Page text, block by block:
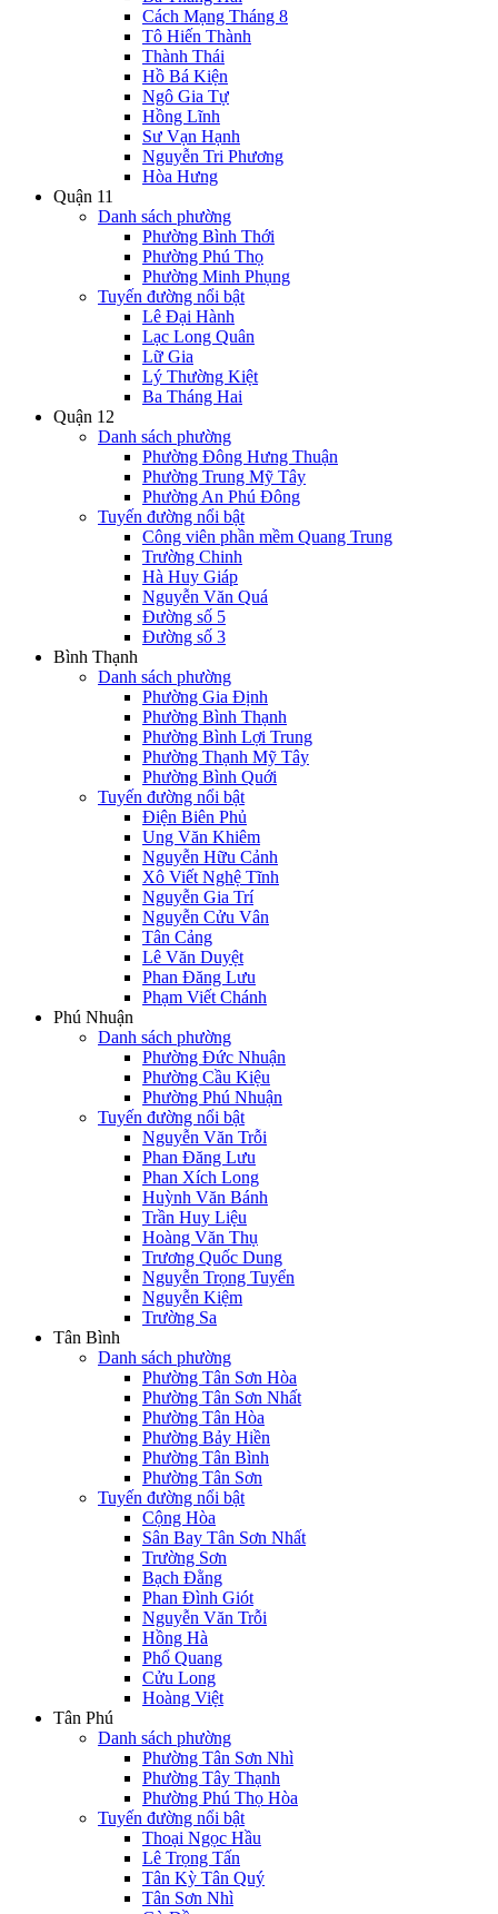
Cách Mạng Tháng 8
Tô Hiến Thành
Thành Thái
Hồ Bá Kiện
Ngô Gia Tự
Hồng Lĩnh
Sư Vạn Hạnh
Nguyễn Tri Phương
Hòa Hưng
Quận 11
Danh sách phường
Phường Bình Thới
Phường Phú Thọ
Phường Minh Phụng
Tuyến đường nổi bật
Lê Đại Hành
Lạc Long Quân
Lữ Gia
Lý Thường Kiệt
Ba Tháng Hai
Quận 12
Danh sách phường
Phường Đông Hưng Thuận
Phường Trung Mỹ Tây
Phường An Phú Đông
Tuyến đường nổi bật
Công viên phần mềm Quang Trung
Trường Chinh
Hà Huy Giáp
Nguyễn Văn Quá
Đường số 5
Đường số 3
Bình Thạnh
Danh sách phường
Phường Gia Định
Phường Bình Thạnh
Phường Bình Lợi Trung
Phường Thạnh Mỹ Tây
Phường Bình Quới
Tuyến đường nổi bật
Điện Biên Phủ
Ung Văn Khiêm
Nguyễn Hữu Cảnh
Xô Viết Nghệ Tĩnh
Nguyễn Gia Trí
Nguyễn Cửu Vân
Tân Cảng
Lê Văn Duyệt
Phan Đăng Lưu
Phạm Viết Chánh
Phú Nhuận
Danh sách phường
Phường Đức Nhuận
Phường Cầu Kiệu
Phường Phú Nhuận
Tuyến đường nổi bật
Nguyễn Văn Trỗi
Phan Đăng Lưu
Phan Xích Long
Huỳnh Văn Bánh
Trần Huy Liệu
Hoàng Văn Thụ
Trương Quốc Dung
Nguyễn Trọng Tuyển
Nguyễn Kiệm
Trường Sa
Tân Bình
Danh sách phường
Phường Tân Sơn Hòa
Phường Tân Sơn Nhất
Phường Tân Hòa
Phường Bảy Hiền
Phường Tân Bình
Phường Tân Sơn
Tuyến đường nổi bật
Cộng Hòa
Sân Bay Tân Sơn Nhất
Trường Sơn
Bạch Đằng
Phan Đình Giót
Nguyễn Văn Trỗi
Hồng Hà
Phổ Quang
Cửu Long
Hoàng Việt
Tân Phú
Danh sách phường
Phường Tân Sơn Nhì
Phường Tây Thạnh
Phường Phú Thọ Hòa
Tuyến đường nổi bật
Thoại Ngọc Hầu
Lê Trọng Tấn
Tân Kỳ Tân Quý
Tân Sơn Nhì